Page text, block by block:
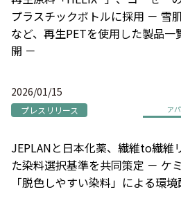
プラスチックボトルに採用 － 雪
など、再生PETを使用した製品
開 －
2026/01/15
プレスリリース ア
JEPLANと日本化薬、繊維to繊維
た染料選択基準を共同策定 － ケ
「脱色しやすい染料」による環